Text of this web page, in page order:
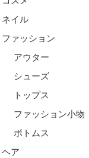
ネイル
ファッション
アウター
シューズ
トップス
ファッション小物
ボトムス
ヘア